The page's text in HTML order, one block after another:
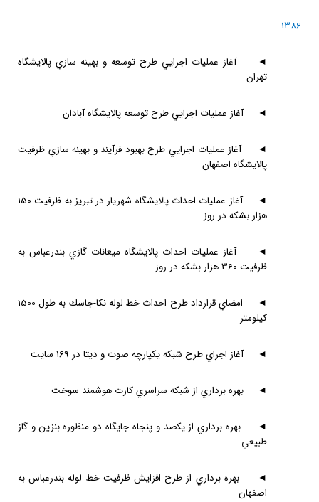
1386
◄آغاز عمليات اجرايي طرح توسعه و بهينه سازي پالايشگاه
تهران
◄آغاز عمليات اجرايي طرح توسعه پالايشگاه آبادان
◄آغاز عمليات اجرايي طرح بهبود فرآيند و بهينه سازي ظرفيت
پالايشگاه اصفهان
◄
آغاز عمليات احداث پالايشگاه شهريار در تبريز به ظرفيت 150
هزار بشكه در روز
◄آغاز عمليات احداث پالايشگاه ميعانات گازي بندرعباس به
ظرفيت 360 هزار بشكه در روز
◄
امضاي قرارداد طرح احداث خط لوله نكا-جاسك به طول 1500
كيلومتر
◄آغاز اجراي طرح شبكه يكپارچه صوت و ديتا در 169 سايت
◄ بهره برداري از شبكه سراسري كارت هوشمند سوخت
◄بهره برداري از يكصد و پنجاه جايگاه دو منظوره بنزين و گاز
طبيعي
◄بهره برداري از طرح افزايش ظرفيت خط لوله بندرعباس به
اصفهان